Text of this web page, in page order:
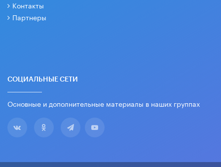
Контакты
Партнеры
СОЦИАЛЬНЫЕ СЕТИ
Основные и дополнительные материалы в наших группах